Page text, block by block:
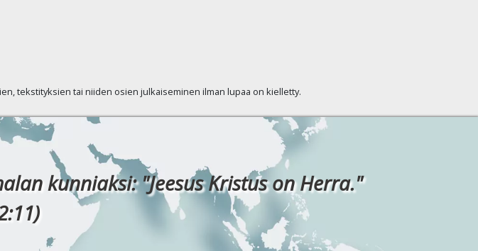
tekstityksien tai niiden osien julkaiseminen ilman lupaa on kielletty.
kunniaksi: "Jeesus Kristus on Herra."